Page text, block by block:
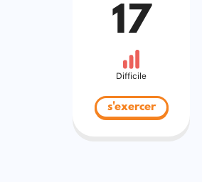
17
Difficile
s'exercer